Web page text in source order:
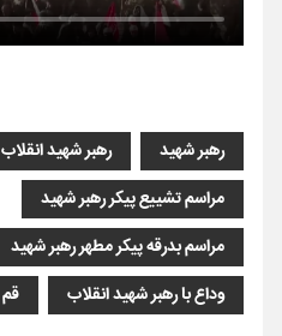
رهبر شهید
رهبر شهید انقلاب
مراسم تشییع پیکر رهبر شهید
مراسم بدرقه پیکر مطهر رهبر شهید
وداع با رهبر شهید انقلاب
قم